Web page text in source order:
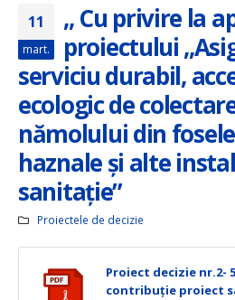
11
mart.
,, Cu privire la
proiectului
serviciu durabil,
ecologic de
nămolului din
haznale și alte
sanitație”
Proiectele de decizie
Proiect decizie nr.2-
contribuție proiect